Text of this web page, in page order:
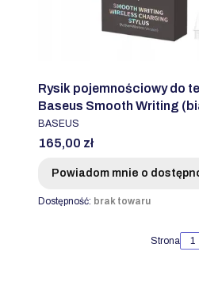
Rysik pojemnościowy do
Baseus Smooth Writing
PRODUCENT
BASEUS
Cena
165,00 zł
Powiadom mnie o
Dostępność: brak towaru
Strona